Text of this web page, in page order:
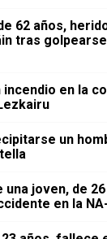
62 años,
tras
en la
un
una joven, de
en la